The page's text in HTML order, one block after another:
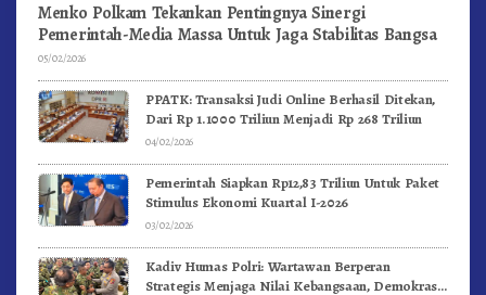
Menko Polkam Tekankan Pentingnya Sinergi
Pemerintah-Media Massa Untuk Jaga Stabilitas Bangsa
05/02/2026
PPATK: Transaksi Judi Online Berhasil Ditekan,
Dari Rp 1.1000 Triliun Menjadi Rp 268 Triliun
04/02/2026
Pemerintah Siapkan Rp12,83 Triliun Untuk Paket
Stimulus Ekonomi Kuartal I-2026
03/02/2026
Kadiv Humas Polri: Wartawan Berperan
Strategis Menjaga Nilai Kebangsaan, Demokrasi,